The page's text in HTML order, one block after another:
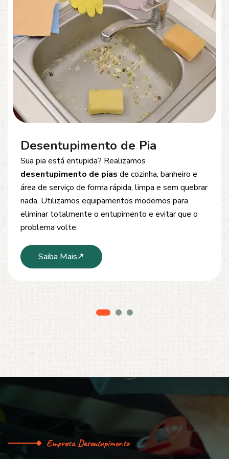
Desentupimento de Esgoto
Problemas comentupimento de esgoto
Oferecemos soluções rápidas e eficientes para
desobstrução de redes de esgoto, caixas de
inspeção e tubulações. Utilizamos equipamentos
modernos e técnicas seguras que garantem um
serviço limpo, ágil e sem danos à estrutura.
Saiba Mais
Empresa Desentupimento